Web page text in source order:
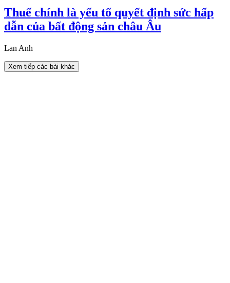
Thuế chính là yếu tố quyết định sức hấp
dẫn của bất động sản châu Âu
Lan Anh
Xem tiếp các bài khác